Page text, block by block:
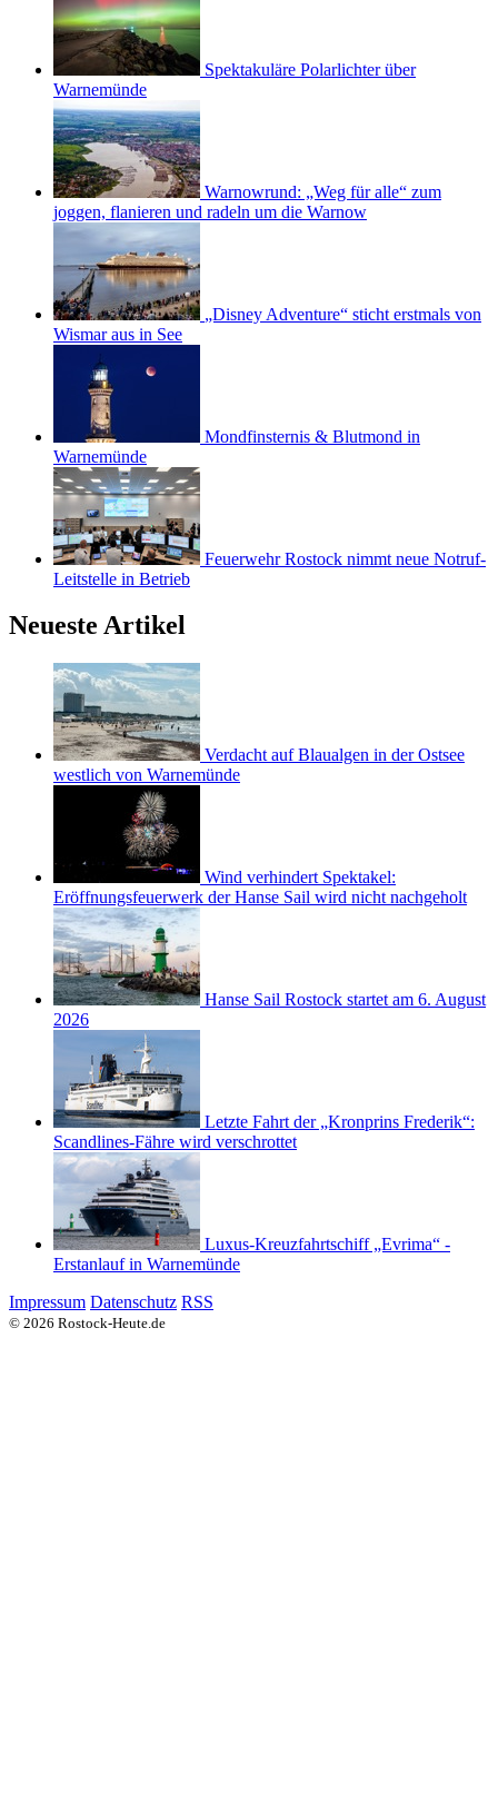
Spektakuläre Polarlichter über
Warnemünde
Warnowrund: „Weg für alle“ zum
joggen, flanieren und radeln um die Warnow
„Disney Adventure“ sticht erstmals von
Wismar aus in See
Mondfinsternis & Blutmond in
Warnemünde
Feuerwehr Rostock nimmt neue Notruf-
Leitstelle in Betrieb
Neueste Artikel
Verdacht auf Blaualgen in der Ostsee
westlich von Warnemünde
Wind verhindert Spektakel:
Eröffnungsfeuerwerk der Hanse Sail wird nicht nachgeholt
Hanse Sail Rostock startet am 6. August
2026
Letzte Fahrt der „Kronprins Frederik“:
Scandlines-Fähre wird verschrottet
Luxus-Kreuzfahrtschiff „Evrima“ -
Erstanlauf in Warnemünde
Impressum Datenschutz RSS
© 2026 Rostock-Heute.de